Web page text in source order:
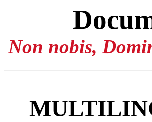
Non nobis,